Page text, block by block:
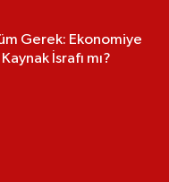
Gerek: Ekonomiye
İsrafı mı?